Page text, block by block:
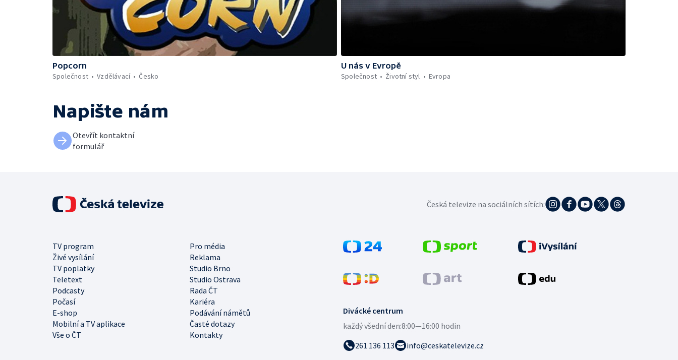
Popcorn
Společnost
Vzdělávací Česko
U nás v Evropě
Společnost
Životní styl Evropa
Napište nám
Otevřít kontaktní
formulář
Divácké centrum
každý všední den:8:00—16:00 hodin
261 136 113
info@ceskatelevize.cz
TV program
Pro média
Živé vysílání
Reklama
TV poplatky
Studio Brno
Teletext
Studio Ostrava
Podcasty
Rada ČT
Počasí
Kariéra
E-shop
Podávání námětů
Mobilní a TV aplikace
Časté dotazy
Vše o ČT
Kontakty
Česká televize na sociálních sítích: